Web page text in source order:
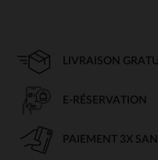
LIVRAISON
E-RÉSERVATION
PAIEMENT 3X